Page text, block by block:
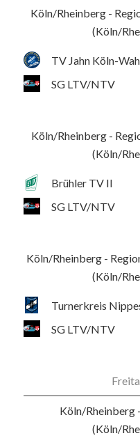
Köln/Rheinberg -
(Köln/
TV Jahn Köln-
SG LTV/NTV
Köln/Rheinberg -
(Köln/
Brühler TV II
SG LTV/NTV
Köln/Rheinberg -
(Köln/
Turnerkreis
SG LTV/NTV
Köln/Rheinberg
(Köln/